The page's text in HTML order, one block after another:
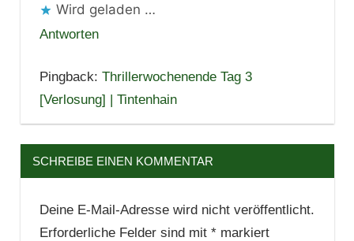
Wird geladen …
Antworten
Pingback: Thrillerwochenende Tag 3
[Verlosung] | Tintenhain
SCHREIBE EINEN KOMMENTAR
Deine E-Mail-Adresse wird nicht veröffentlicht.
Erforderliche Felder sind mit *markiert